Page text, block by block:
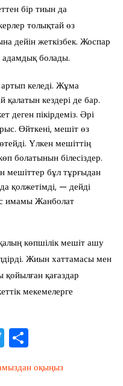
бір тиын да
толықтай өз
дейін жеткізбек. Жоспар
болады.
келеді. Жұма
кездері де бар.
деген пікірдеміз. Әрі
Өйткені, мешіт өз
Үлкен мешіттің
болатынын білесіздер.
мешіттер бұл тұрғыдан
қолжетімді, — дейді
имамы Жанболат
көпшілік мешіт ашу
Жиын хаттамасы мен
қағаздар
мекемелерге
T
tt ра
оқыңыз